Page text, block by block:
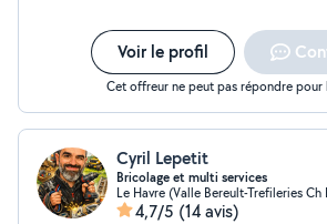
Voir le profil
Cet offreur ne peut pas répondre pour
Cyril Lepetit
Bricolage et multi services
Le Havre (Valle Bereult-Trefileries Ch
4,7/5 (14 avis)